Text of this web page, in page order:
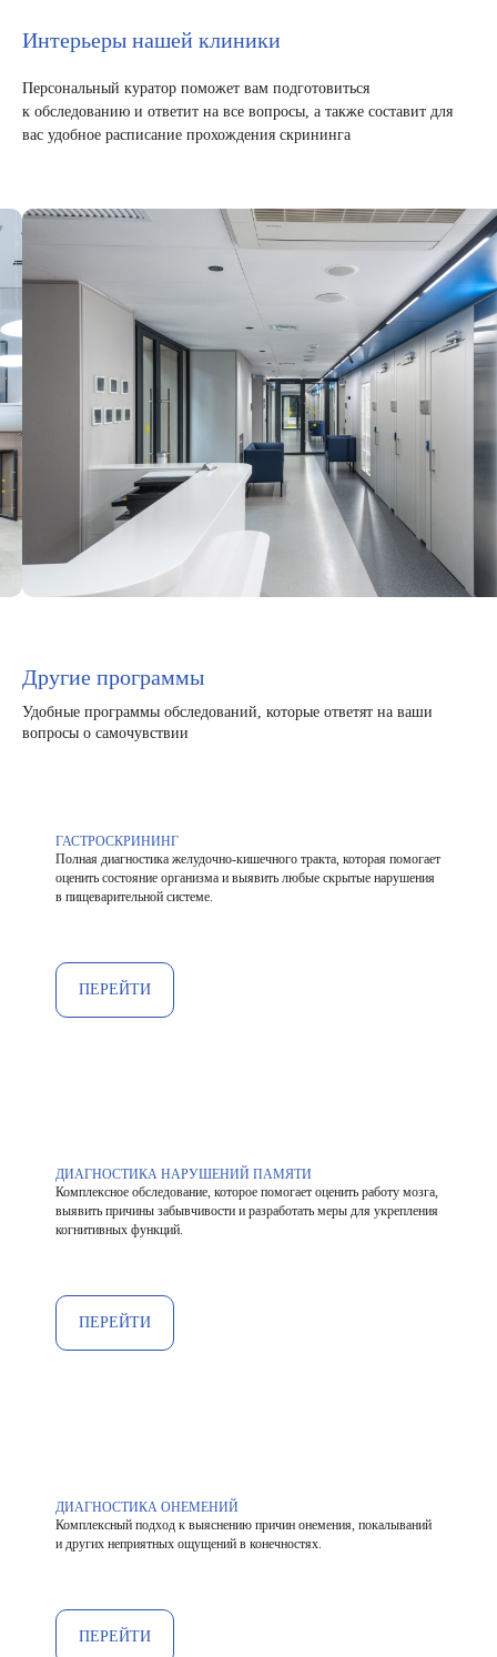
Интерьеры нашей клиники
Персональный куратор поможет вам подготовиться
к обследованию и ответит на все вопросы, а также составит для
вас удобное расписание прохождения скрининга
Другие программы
Удобные программы обследований, которые ответят на ваши
вопросы о самочувствии
ГАСТРОСКРИНИНГ
Полная диагностика желудочно-кишечного тракта, которая помогает
оценить состояние организма и выявить любые скрытые нарушения
в пищеварительной системе.
ПЕРЕЙТИ
ДИАГНОСТИКА НАРУШЕНИЙ ПАМЯТИ
Комплексное обследование, которое помогает оценить работу мозга,
выявить причины забывчивости и разработать меры для укрепления
когнитивных функций.
ПЕРЕЙТИ
ДИАГНОСТИКА ОНЕМЕНИЙ
Комплексный подход к выяснению причин онемения, покалываний
и других неприятных ощущений в конечностях.
ПЕРЕЙТИ